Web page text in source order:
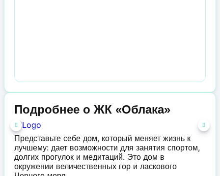
Подробнее о ЖК «Облака»
Представьте себе дом, который меняет жизнь к
лучшему: дает возможности для занятия спортом,
долгих прогулок и медитаций. Это дом в
окружении величественных гор и ласкового